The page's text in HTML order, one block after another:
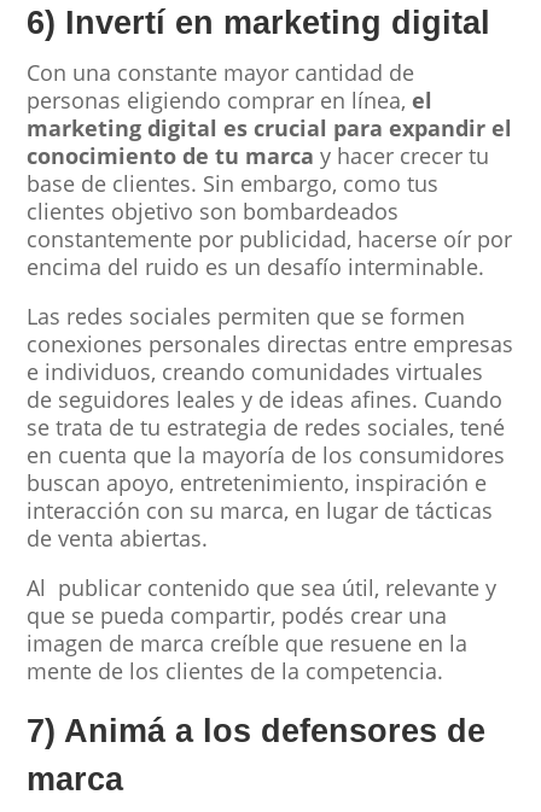
6) Invertí en marketing digital
Con una constante mayor cantidad de
personas eligiendo comprar en línea,el
marketing digital es crucial para expandir el
conocimiento de tu marca y hacer crecer tu
base de clientes. Sin embargo, como tus
clientes objetivo son bombardeados
constantemente por publicidad, hacerse oír por
encima del ruido es un desafío interminable.
Las redes sociales permiten que se formen
conexiones personales directas entre empresas
e individuos, creando comunidades virtuales
de seguidores leales y de ideas afines. Cuando
se trata de tu estrategia de redes sociales, tené
en cuenta que la mayoría de los consumidores
buscan apoyo, entretenimiento, inspiración e
interacción con su marca, en lugar de tácticas
de venta abiertas.
Al publicar contenido que sea útil, relevante y
que se pueda compartir, podés crear una
imagen de marca creíble que resuene en la
mente de los clientes de la competencia.
7) Animá a los defensores de
marca